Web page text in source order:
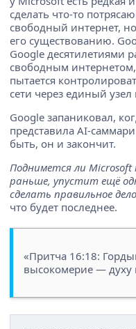
сделать что-то
свободный интернет,
его существованию.
Google десятилетиями
свободным
пытается
сети через единый
Google запаниковал,
представила AI-
быть, он и закончит.
Поднимется ли
раньше, упустит ещё
сделать правильное
что будет последнее.
«Притча 16:18:
высокомерие — духу